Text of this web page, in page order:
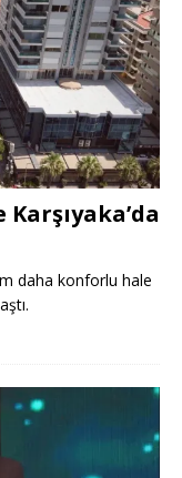
daha konforlu hale